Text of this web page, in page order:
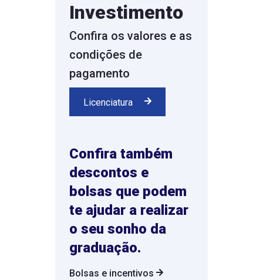
Investimento
Confira os valores e as
condições de
pagamento
Licenciatura
Confira também
descontos e
bolsas que podem
te ajudar a realizar
o seu sonho da
graduação.
Bolsas e incentivos